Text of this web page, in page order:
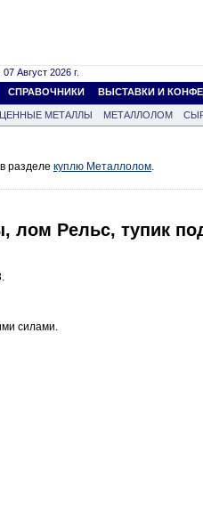
Август 2026 г.
СПРАВОЧНИКИ ВЫСТАВКИ И
МЕТАЛЛЫ МЕТАЛЛОЛОМ
разделе куплю Металлолом.
Рельс, тупик
силами.